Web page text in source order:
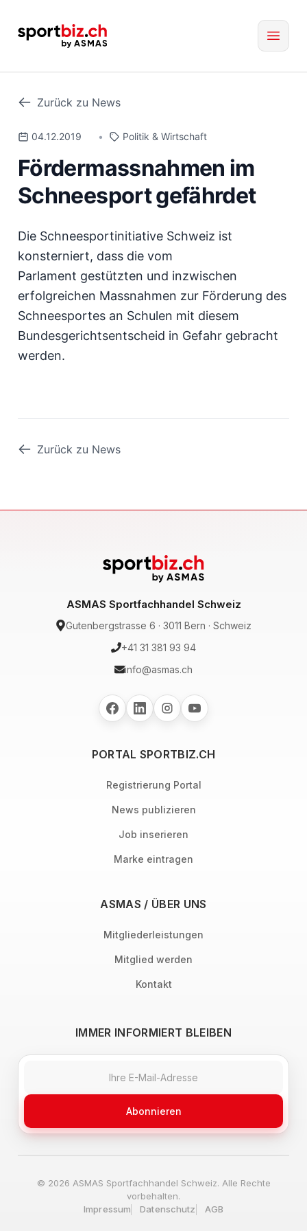
Zurück zu News
04.12.2019 • Politik & Wirtschaft
Fördermassnahmen im
Schneesport gefährdet
Die Schneesportinitiative Schweiz ist
konsterniert, dass die vom
Parlament gestützten und inzwischen
erfolgreichen Massnahmen zur Förderung des
Schneesportes an Schulen mit diesem
Bundesgerichtsentscheid in Gefahr gebracht
werden.
Zurück zu News
ASMAS Sportfachhandel Schweiz
Gutenbergstrasse 6 · 3011 Bern · Schweiz
+41 31 381 93 94
info@asmas.ch
PORTAL SPORTBIZ.CH
Registrierung Portal
News publizieren
Job inserieren
Marke eintragen
ASMAS / ÜBER UNS
Mitgliederleistungen
Mitglied werden
Kontakt
IMMER INFORMIERT BLEIBEN
Abonnieren
© 2026 ASMAS Sportfachhandel Schweiz. Alle Rechte
vorbehalten.
Impressum
Datenschutz AGB